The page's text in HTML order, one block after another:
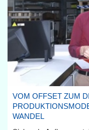
VOM OFFSET ZUM
WANDEL